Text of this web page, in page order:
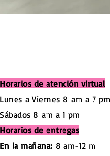
Horarios de atención virtual
Lunes a Viernes 8 am a 7 pm
Sábados 8 am a 1 pm
Horarios de entregas
En la mañana: 8 am-12 m